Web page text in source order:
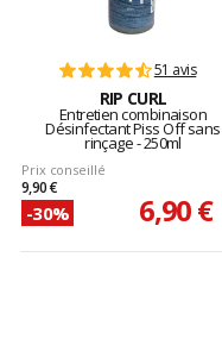
51 avis
RIP CURL
Entretien combinaison
Désinfectant Piss Off sans
rinçage - 250ml
Prix conseillé
9,90 €
-30% 6,90 €